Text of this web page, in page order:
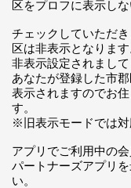
区をプロフに表示しな
チェックしていただ
区は非表示となります
非表示設定されまし
あなたが登録した市
表示されますのでお
す。
※旧表示モードでは対
アプリでご利用中の
パートナーズアプリ
い。